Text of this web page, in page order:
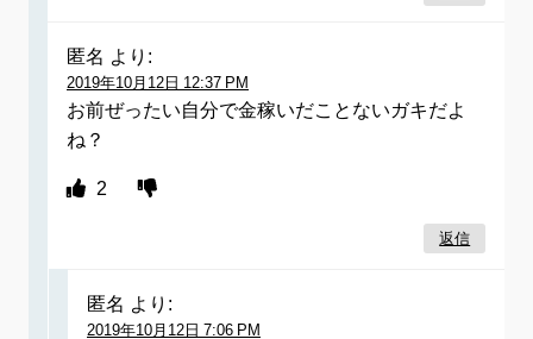
匿名 より:
2019年10月12日 12:37 PM
お前ぜったい自分で金稼いだことないガキだよ
ね？
2
返信
匿名 より:
2019年10月12日 7:06 PM